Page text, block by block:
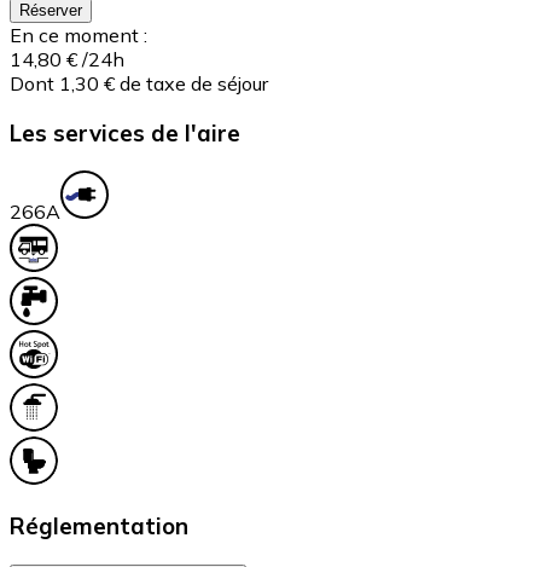
Réserver
En ce moment :
14,80 € /24h
Dont 1,30 € de taxe de séjour
Les services de l'aire
266A
Réglementation